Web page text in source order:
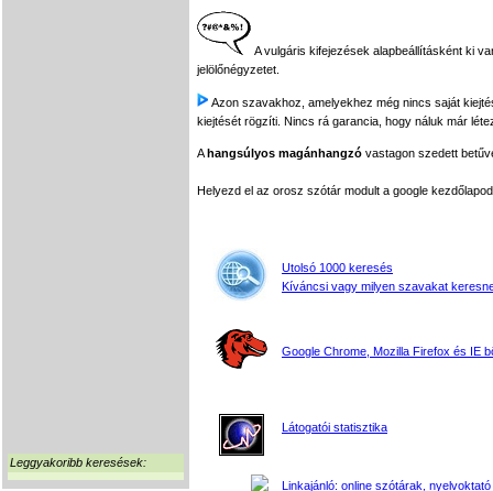
Leggyakoribb keresések:
A vulgáris kifejezések alapbeállításként ki
jelölőnégyzetet.
Azon szavakhoz, amelyekhez még nincs saját
kiejtését rögzíti. Nincs rá garancia, hogy náluk már
Ahangsúlyos magánhangzó vastagon szedett
Helyezd el az orosz szótár modult a google
Utolsó 1000 keresés
Kíváncsi vagy milyen szavakat
Google Chrome, Mozilla Firefox és IE
Látogatói statisztika
Linkajánló: online szótárak, nyelvoktató